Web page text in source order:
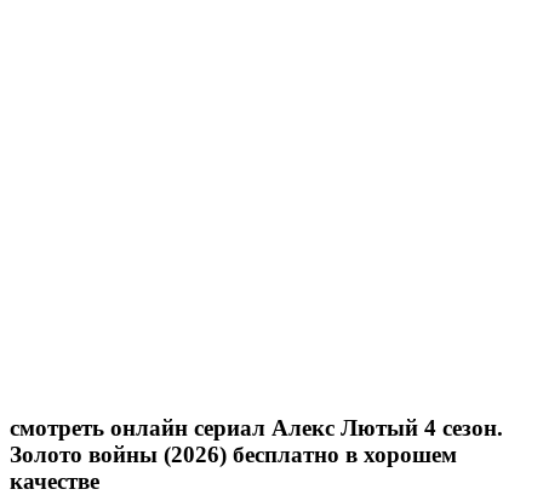
смотреть онлайн сериал Алекс Лютый 4 сезон.
Золото войны (2026) бесплатно в хорошем
качестве